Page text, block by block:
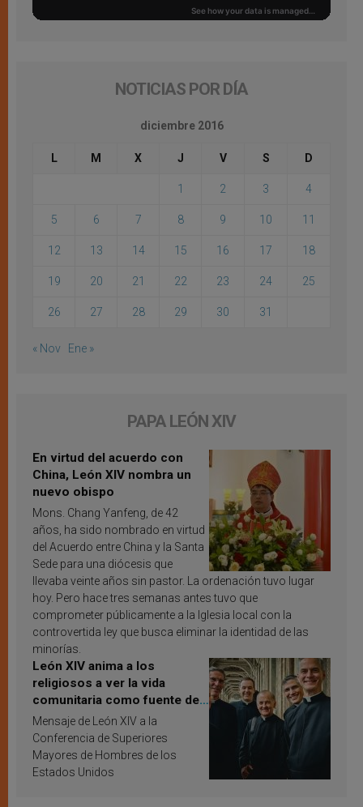
NOTICIAS POR DÍA
diciembre 2016
L M X J V S D
1 2 3 4
5 6 7 8 9 10 11
12 13 14 15 16 17 18
19 20 21 22 23 24 25
26 27 28 29 30 31
« Nov Ene »
PAPA LEÓN XIV
En virtud del acuerdo con
China, León XIV nombra un
nuevo obispo
Mons. Chang Yanfeng, de 42
años, ha sido nombrado en virtud
del Acuerdo entre China y la Santa
Sede para una diócesis que
llevaba veinte años sin pastor. La ordenación tuvo lugar
hoy. Pero hace tres semanas antes tuvo que
comprometer públicamente a la Iglesia local con la
controvertida ley que busca eliminar la identidad de las
minorías.
León XIV anima a los
religiosos a ver la vida
comunitaria como fuente de
inspiración y santificación
Mensaje de León XIV a la
Conferencia de Superiores
Mayores de Hombres de los
Estados Unidos